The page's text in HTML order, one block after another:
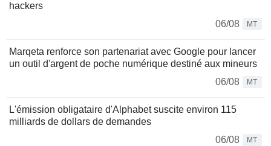
hackers
06/08
MT
Marqeta renforce son partenariat avec Google pour lancer
un outil d'argent de poche numérique destiné aux mineurs
06/08
MT
L'émission obligataire d'Alphabet suscite environ 115
milliards de dollars de demandes
06/08
MT